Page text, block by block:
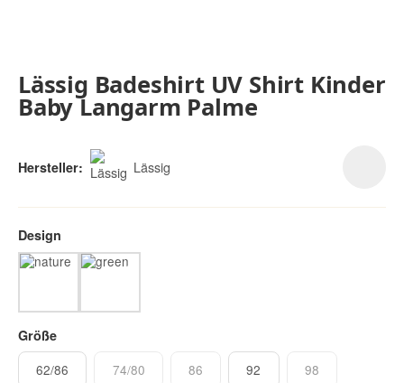
Lässig Badeshirt UV Shirt Kinder
Baby Langarm Palme
Hersteller: Lässig
Design
nature
green
Größe
62/86
74/8074/80 8686 92 9898